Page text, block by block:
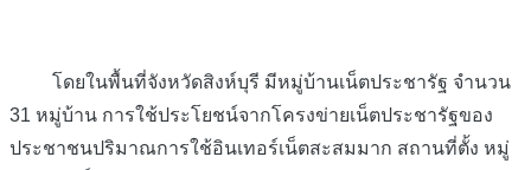
โดยในพื้นที่จังหวัดสิงห์บุรี มีหมู่บ้านเน็ตประชารัฐ จำนวน
31 หมู่บ้าน การใช้ประโยชน์จากโครงข่ายเน็ตประชารัฐของ
ประชาชนปริมาณการใช้อินเทอร์เน็ตสะสมมาก สถานที่ตั้ง หมู่